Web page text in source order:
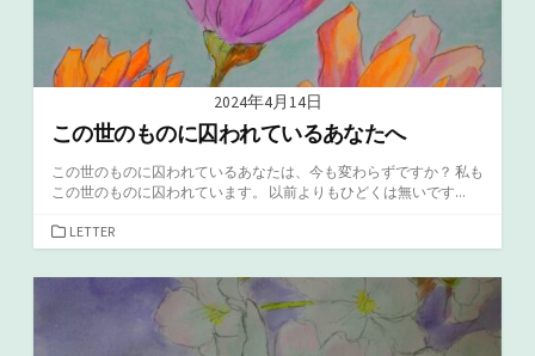
2024年4月14日
この世のものに囚われているあなたへ
この世のものに囚われているあなたは、今も変わらずですか？ 私も
この世のものに囚われています。 以前よりもひどくは無いです...
カ
テ
ゴ
LETTER